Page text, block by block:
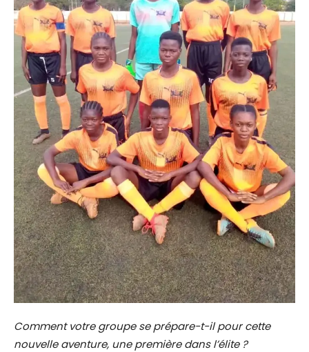
Comment votre groupe se prépare-t-il pour cette
nouvelle aventure, une première dans l’élite ?